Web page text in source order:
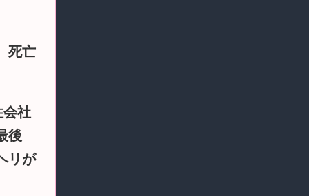
死亡
会社
後
リが